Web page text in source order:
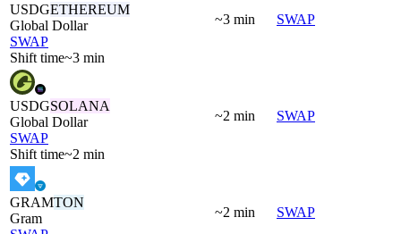
USDGETHEREUM
Global Dollar
SWAP
Shift time~3 min
~3 min SWAP
USDGSOLANA
Global Dollar
SWAP
Shift time~2 min
~2 min SWAP
GRAMTON
Gram
~2 min SWAP